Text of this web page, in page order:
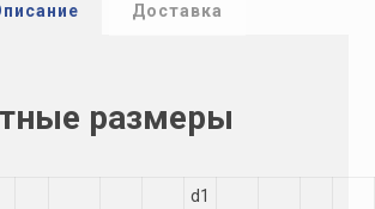
Доставка
размеры
d1